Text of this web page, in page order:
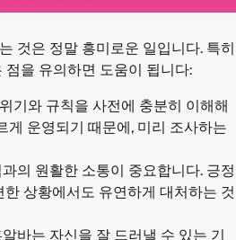
것은 정말 흥미로운 일입니다. 특히
을 유의하면 도움이 됩니다:
기와 규칙을 사전에 충분히 이해해
게 운영되기 때문에, 미리 조사하는
과의 원활한 소통이 중요합니다. 긍정
상황에서도 유연하게 대처하는 것
알바는 자신을 잘 드러낼 수 있는 기